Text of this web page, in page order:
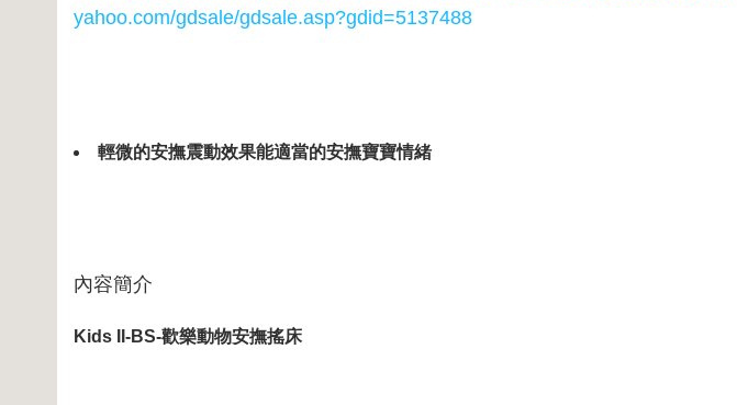
yahoo.com/gdsale/gdsale.asp?gdid=5137488
輕微的安撫震動效果能適當的安撫寶寶情緒
內容簡介
Kids II-BS-歡樂動物安撫搖床